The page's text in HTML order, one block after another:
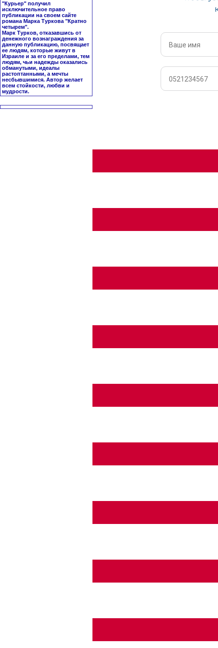
"Курьер" получил
исключительное право
публикации на своем сайте
романа Марка Туркова "Кратно
четырем".
Марк Турков, отказавшись от
денежного вознаграждения за
данную публикацию, посвящает
ее людям, которые живут в
Израиле и за его пределами, тем
людям, чьи надежды оказались
обманутыми, идеалы
растоптанными, а мечты
несбывшимися. Автор желает
всем стойкости, любви и
мудрости.